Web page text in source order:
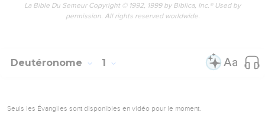
La Bible Du Semeur Copyright © 1992, 1999 by Biblica, Inc.® Used by
permission. All rights reserved worldwide.
Deutéronome 1
Seuls les Évangiles sont disponibles en vidéo pour le moment.